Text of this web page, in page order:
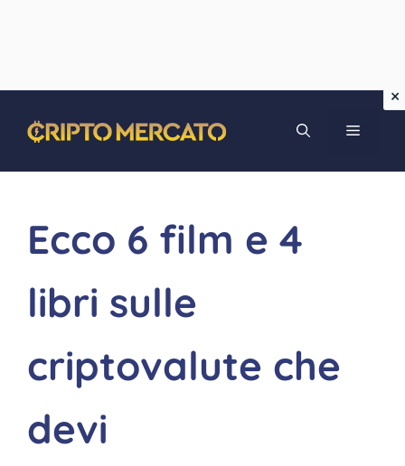
contenuto
MENU
Ecco 6 film e 4
libri sulle
criptovalute che
devi